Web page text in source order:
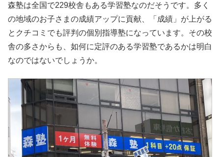
森塾は全国で229校舎もある学習塾なのだそうです。多く
の地域のお子さまの成績アップに貢献、「成績」が上がる
とクチコミでも評判の個別指導塾になっています。その校
舎の多さからも、如何に定評のある学習塾であるかは明白
なのではないでしょうか。